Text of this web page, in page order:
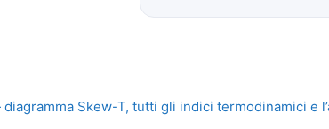
Skew-T, tutti gli indici termodinamici e